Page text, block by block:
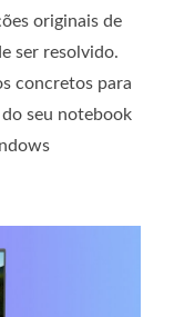
originais de
ser resolvido.
concretos para
seu notebook